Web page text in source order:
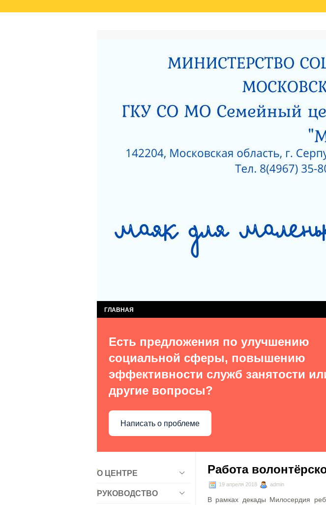
РОДИТЕЛЯМ О ПОЗИТИВНОМ МЫШЛЕНИИ РОДИТЕЛЯМ О ПОЗИТИВНОМ
АКТ ПРОВЕРКИ СЕРПУХОВСКОЙ ГОРОДСКОЙ ПРОКУРАТУРЫ САНИТАРНО —
ПОЛОЖЕНИЕ О ПОПЕЧИТЕЛЬСКОМ СОВЕТЕ ПРИ ГКУСО МО «СЕРПУХОВСКИЙ
ЗИМНИЕ ЗАБАВЫ ЧТО НУЖНО ЗНАТЬ О КОРРУПЦИИ ЛИЦЕНЗИЯ НА
КАК ЗАЩИТИТЬ РЕБЕНКА ОТ ПАДЕНИЯ ИЗ ОКНА? КАК ЗАЩИТИТЬ РЕБЕНКА
ЧТО НУЖНО ЗНАТЬ О
НЕЗАВИСИМАЯ ОЦЕНКА КАЧЕСТВА РАБОТЫ УЧРЕЖДЕНИЙ СОЦИАЛЬНОГО
ДОРОЖНАЯ КАРТА «ПО УЛУЧШЕНИЮ ОКАЗАНИЯ СОЦИАЛЬНЫХ УСЛУГ ПО
«СЕРПУХОВСКИЙ ГОРОДСКОЙ СОЦИАЛЬНО-РЕАБИЛИТАЦИОННЫЙ ЦЕНТР ДЛЯ
СЛУЖБА КОМПЛЕКСНОЙ ПОМОЩИ ДЕТЯМ СЛУЖБА СОПРОВОЖДЕНИЯ
СЛУЖБА ПОСТИНТЕРНАТНОГО СОПРОВОЖДЕНИЯ ВЫПУСКНИКОВ ИЗ ЧИСЛА
ГЛАВНАЯ
Есть предложения по улучшению
социальной сферы, повышению
эффективности служб занятости
другие вопросы?
Написать о проблеме
О ЦЕНТРЕ
РУКОВОДСТВО
Работа
19 апреля 2018 admin
В рамках декады Милосердия